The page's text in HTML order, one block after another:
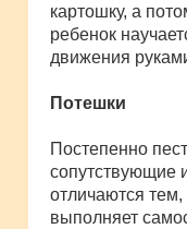
картошку, а
ребенок
движения
Потешки
Постепенно
сопутствующие
отличаются тем,
выполняет